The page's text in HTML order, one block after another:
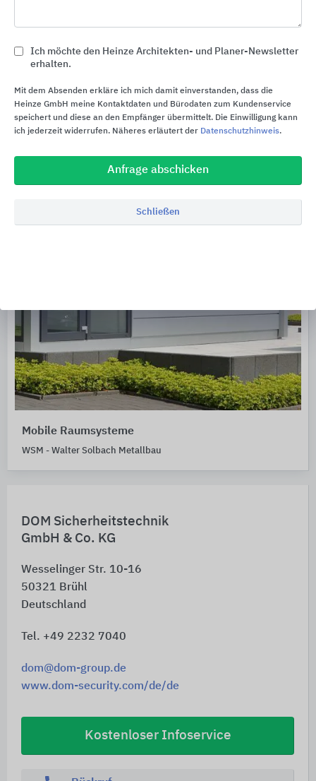
DOM Sicherheitstechnik
GmbH & Co. KG
Wesselinger Str. 10-16
50321 Brühl
Deutschland
Tel. +49 2232 7040
dom@dom-group.de
www.dom-security.com/de/de
Kostenloser Infoservice
Zutrittskontrolle und Sicherheit
Mobile Raumsysteme
WSM - Walter Solbach Metallbau
Ich möchte den Heinze Architekten- und Planer-Newsletter
erhalten.
Mit dem Absenden erkläre ich mich damit einverstanden, dass die
Heinze GmbH meine Kontaktdaten und Bürodaten zum Kundenservice
speichert und diese an den Empfänger übermittelt. Die Einwilligung kann
ich jederzeit widerrufen. Näheres erläutert der Datenschutzhinweis.
Anfrage abschicken
Schließen